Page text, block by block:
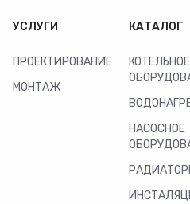
УСЛУГИ
ПРОЕКТИРОВАНИЕ
МОНТАЖ
КАТАЛОГ
КОТЕЛЬНОЕ
НАСОСНОЕ